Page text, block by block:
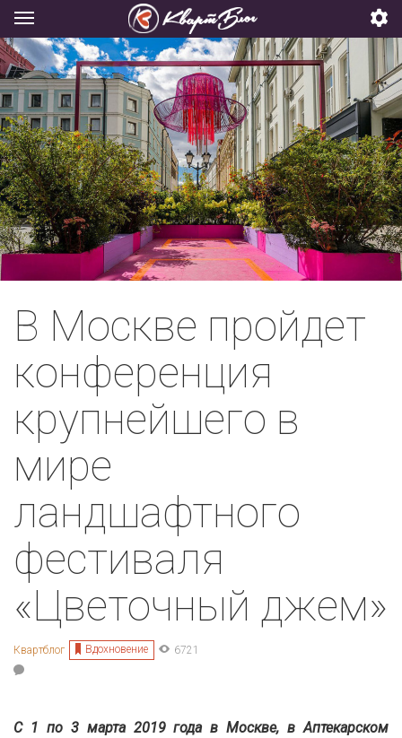
В Москве пройдет
конференция
крупнейшего в
мире
ландшафтного
фестиваля
«Цветочный джем»
Квартблог Вдохновение 6721
С 1 по 3 марта 2019 года в Москве, в Аптекарском